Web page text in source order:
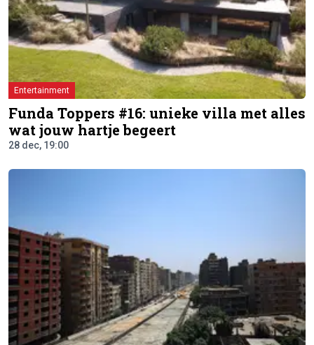
Entertainment
Funda Toppers #16: unieke villa met alles
wat jouw hartje begeert
28 dec, 19:00